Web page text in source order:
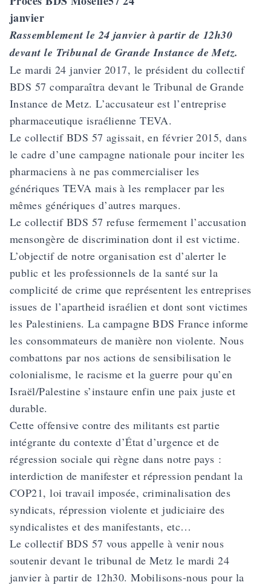
janvier
Rassemblement le 24 janvier à partir de 12h30
devant le Tribunal de Grande Instance de Metz.
Le mardi 24 janvier 2017, le président du collectif
BDS 57 comparaîtra devant le Tribunal de Grande
Instance de Metz. L’accusateur est l’entreprise
pharmaceutique israélienne TEVA.
Le collectif BDS 57 agissait, en février 2015, dans
le cadre d’une campagne nationale pour inciter les
pharmaciens à ne pas commercialiser les
génériques TEVA mais à les remplacer par les
mêmes génériques d’autres marques.
Le collectif BDS 57 refuse fermement l’accusation
mensongère de discrimination dont il est victime.
L’objectif de notre organisation est d’alerter le
public et les professionnels de la santé sur la
complicité de crime que représentent les entreprises
issues de l’apartheid israélien et dont sont victimes
les Palestiniens. La campagne BDS France informe
les consommateurs de manière non violente. Nous
combattons par nos actions de sensibilisation le
colonialisme, le racisme et la guerre pour qu’en
Israël/Palestine s’instaure enfin une paix juste et
durable.
Cette offensive contre des militants est partie
intégrante du contexte d’État d’urgence et de
régression sociale qui règne dans notre pays :
interdiction de manifester et répression pendant la
COP21, loi travail imposée, criminalisation des
syndicats, répression violente et judiciaire des
syndicalistes et des manifestants, etc…
Le collectif BDS 57 vous appelle à venir nous
soutenir devant le tribunal de Metz le mardi 24
janvier à partir de 12h30. Mobilisons-nous pour la